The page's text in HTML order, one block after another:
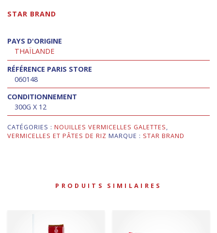
STAR BRAND
PAYS D'ORIGINE
THAÏLANDE
RÉFÉRENCE PARIS STORE
060148
CONDITIONNEMENT
300G X 12
CATÉGORIES : NOUILLES VERMICELLES GALETTES,
VERMICELLES ET PÂTES DE RIZ MARQUE : STAR BRAND
PRODUITS SIMILAIRES